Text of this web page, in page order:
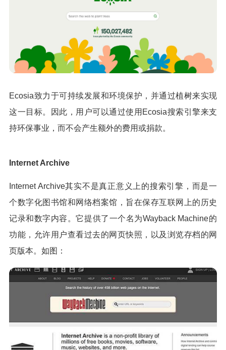
Ecosia致力于可持续发展和环境保护，并通过植树来实现
这一目标。因此，用户可以通过使用Ecosia搜索引擎来支
持环保事业，而不会产生额外的费用或捐款。
Internet Archive
Internet Archive其实不是真正意义上的搜索引擎，而是一
个数字化图书馆和网络档案馆，旨在保存互联网上的历史
记录和数字内容。它提供了一个名为Wayback Machine的
功能，允许用户查看过去的网页快照，以及浏览存档的网
页版本。如图：